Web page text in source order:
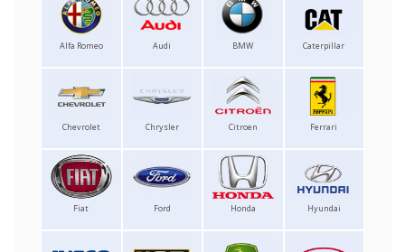
Alfa Romeo Audi BMW Caterpillar
Chevrolet Chrysler Citroen Ferrari
Fiat Ford Honda Hyundai